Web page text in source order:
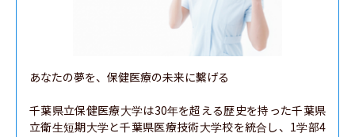
あなたの夢を、保健医療の未来に繫げる
千葉県立保健医療大学は30年を超える歴史を持った千葉県
立衛生短期大学と千葉県医療技術大学校を統合し、1学部4